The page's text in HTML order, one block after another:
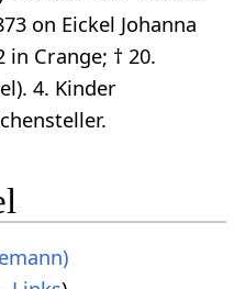
on Eickel Johanna
in Crange; † 20.
4. Kinder